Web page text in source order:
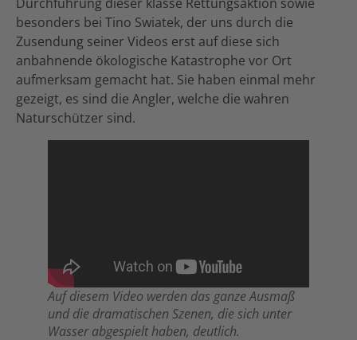
besonders bei Tino Swiatek, der uns durch die
Zusendung seiner Videos erst auf diese sich
anbahnende ökologische Katastrophe vor Ort
aufmerksam gemacht hat. Sie haben einmal mehr
gezeigt, es sind die Angler, welche die wahren
Naturschützer sind.
Auf diesem Video werden das ganze Ausmaß
und die dramatischen Szenen, die sich unter
Wasser abgespielt haben, deutlich.